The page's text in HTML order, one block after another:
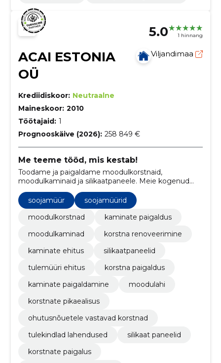
5.0 1 hinnang
ACAI ESTONIA
OÜ
Viljandimaa
Krediidiskoor: Neutraalne
Maineskoor: 2010
Töötajaid: 1
Prognooskäive (2026): 258 849 €
Me teeme tööd, mis kestab!
Toodame ja paigaldame moodulkorstnaid,
moodulkaminaid ja silikaatpaneele. Meie kogenud
tulemüüri ehitusi.
soojamüür
soojamüürid
moodulkorstnad
kaminate paigaldus
moodulkaminad
korstna renoveerimine
kaminate ehitus
silikaatpaneelid
tulemüüri ehitus
korstna paigaldus
kaminate paigaldamine
moodulahi
korstnate pikaealisus
ohutusnõuetele vastavad korstnad
tulekindlad lahendused
silikaat paneelid
korstnate paigalus